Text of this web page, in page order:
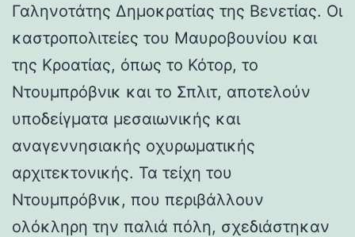
Γαληνοτάτης Δημοκρατίας της Βενετίας. Οι
καστροπολιτείες του Μαυροβουνίου και
της Κροατίας, όπως το Κότορ, το
Ντουμπρόβνικ και το Σπλιτ, αποτελούν
υποδείγματα μεσαιωνικής και
αναγεννησιακής οχυρωματικής
αρχιτεκτονικής. Τα τείχη του
Ντουμπρόβνικ, που περιβάλλουν
ολόκληρη την παλιά πόλη, σχεδιάστηκαν